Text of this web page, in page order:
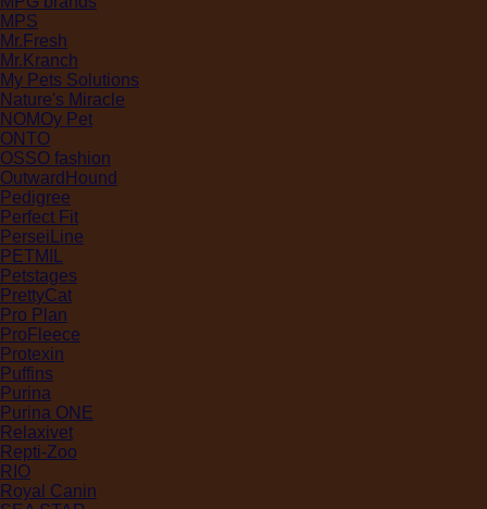
MPS
Mr.Fresh
Mr.Kranch
My Pets Solutions
Nature's Miracle
NOMOy Pet
ONTO
OSSO fashion
OutwardHound
Pedigree
Perfect Fit
PerseiLine
PETMIL
Petstages
PrettyCat
Pro Plan
ProFleece
Protexin
Puffins
Purina
Purina ONE
Relaxivet
Repti-Zoo
RIO
Royal Canin